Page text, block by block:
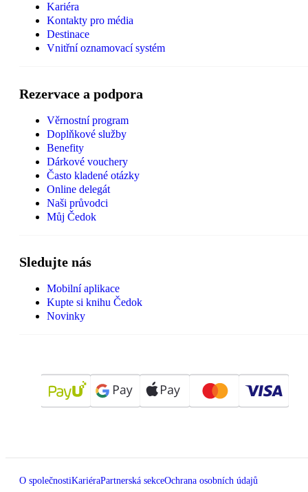
Kariéra
Kontakty pro média
Destinace
Vnitřní oznamovací systém
Rezervace a podpora
Věrnostní program
Doplňkové služby
Benefity
Dárkové vouchery
Často kladené otázky
Online delegát
Naši průvodci
Můj Čedok
Sledujte nás
Mobilní aplikace
Kupte si knihu Čedok
Novinky
O společnostiKariéraPartnerská sekceOchrana osobních údajů